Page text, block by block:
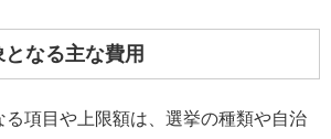
なる主な費用
る項目や上限額は、選挙の種類や自治